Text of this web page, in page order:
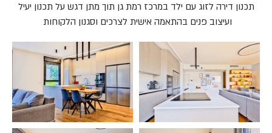
תכנון דירה לזוג עם ילד במרכז רמת גן תוך מתן דגש על תכנון יעיל
ועיצוב פנים בהתאמה אישית לצרכים וסגנון הלקוחות